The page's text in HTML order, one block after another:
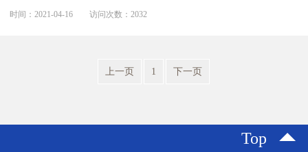
时间：2021-04-16 访问次数：2032
上一页 1 下一页
Top